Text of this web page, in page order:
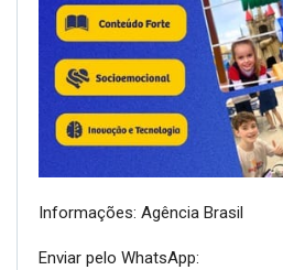
Informações: Agência Brasil
Enviar pelo WhatsApp: